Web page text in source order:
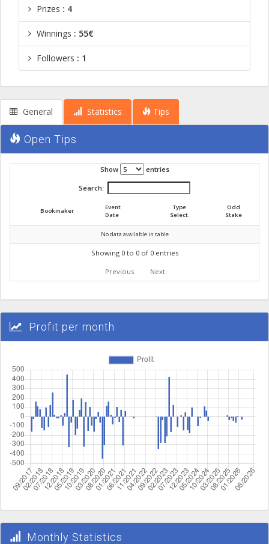
Prizes : 4
Winnings : 55€
Followers : 1
General Statistics Tips
Open Tips
Show entries
Search:
Bookmaker
Event
Date
Type
Select.
Odd
Stake
No data available in table
Showing 0 to 0 of 0 entries
Previous Next
Profit per month
Monthly Statistics